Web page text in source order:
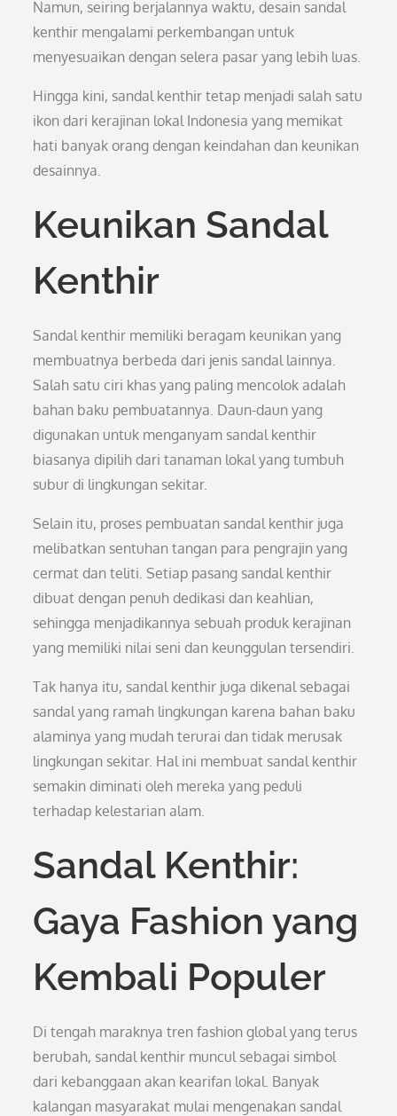
Namun, seiring berjalannya waktu, desain sandal
kenthir mengalami perkembangan untuk
menyesuaikan dengan selera pasar yang lebih luas.
Hingga kini, sandal kenthir tetap menjadi salah satu
ikon dari kerajinan lokal Indonesia yang memikat
hati banyak orang dengan keindahan dan keunikan
desainnya.
Keunikan Sandal
Kenthir
Sandal kenthir memiliki beragam keunikan yang
membuatnya berbeda dari jenis sandal lainnya.
Salah satu ciri khas yang paling mencolok adalah
bahan baku pembuatannya. Daun-daun yang
digunakan untuk menganyam sandal kenthir
biasanya dipilih dari tanaman lokal yang tumbuh
subur di lingkungan sekitar.
Selain itu, proses pembuatan sandal kenthir juga
melibatkan sentuhan tangan para pengrajin yang
cermat dan teliti. Setiap pasang sandal kenthir
dibuat dengan penuh dedikasi dan keahlian,
sehingga menjadikannya sebuah produk kerajinan
yang memiliki nilai seni dan keunggulan tersendiri.
Tak hanya itu, sandal kenthir juga dikenal sebagai
sandal yang ramah lingkungan karena bahan baku
alaminya yang mudah terurai dan tidak merusak
lingkungan sekitar. Hal ini membuat sandal kenthir
semakin diminati oleh mereka yang peduli
terhadap kelestarian alam.
Sandal Kenthir:
Gaya Fashion yang
Kembali Populer
Di tengah maraknya tren fashion global yang terus
berubah, sandal kenthir muncul sebagai simbol
dari kebanggaan akan kearifan lokal. Banyak
kalangan masyarakat mulai mengenakan sandal